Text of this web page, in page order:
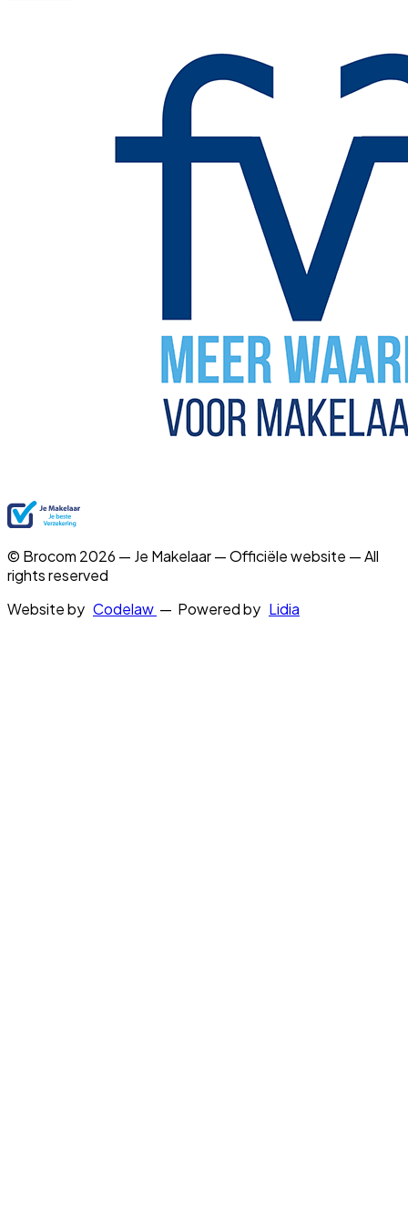
© Brocom 2026 — Je Makelaar — Officiële website — All
rights reserved
Website by Codelaw — Powered by Lidia